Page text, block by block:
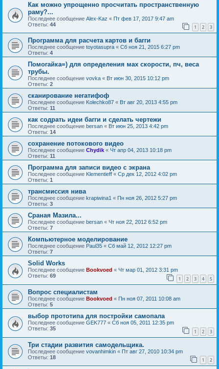
Как можно упрощенно просчитать пространственную
раму?...
Последнее сообщение Alex-Kaz « Пт фев 17, 2017 9:47 am
Ответы: 44 1 2 3
Программа для расчета картов и багги
Последнее сообщение toyotasupra « Сб ноя 21, 2015 6:27 pm
Ответы: 4
Помогайка=) для определения мах скорости, пч, веса
трубы.
Последнее сообщение vovka « Вт июн 30, 2015 10:12 pm
Ответы: 2
сканирование негатифоф
Последнее сообщение Kolechko87 « Вт авг 20, 2013 4:55 pm
Ответы: 11
как содрать идеи багги и сделать чертежи
Последнее сообщение bersan « Вт июн 25, 2013 4:42 pm
Ответы: 14
сохранение потокового видео
Последнее сообщение Chydik « Чт апр 04, 2013 10:18 pm
Ответы: 11
Программа для записи видео с экрана
Последнее сообщение Klementieff « Ср дек 12, 2012 4:02 pm
Ответы: 1
трансмиссия нива
Последнее сообщение krapiwina1 « Пн ноя 26, 2012 5:27 pm
Ответы: 3
Сраная Мазила...
Последнее сообщение bersan « Чт ноя 22, 2012 6:52 pm
Ответы: 7
Компьютерное моделирование
Последнее сообщение Paul35 « Сб май 12, 2012 12:27 pm
Ответы: 7
Solid Works
Последнее сообщение Bookvoed « Чт мар 01, 2012 3:31 pm
Ответы: 69 1 2 3 4 5
Вопрос специалистам
Последнее сообщение Bookvoed « Пн ноя 07, 2011 10:08 am
Ответы: 5
выбор прототипа для постройки самопала
Последнее сообщение GEK777 « Сб ноя 05, 2011 12:35 pm
Ответы: 35 1 2 3
Три стадии развития самодельщика.
Последнее сообщение vovanhimkin « Пт авг 27, 2010 10:34 pm
Ответы: 18 1 2